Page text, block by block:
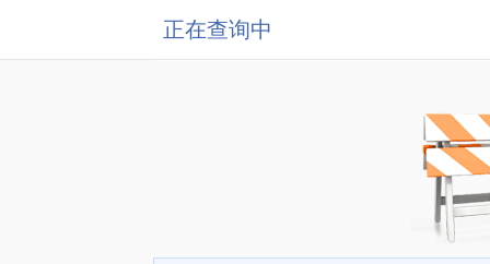
正在查询中